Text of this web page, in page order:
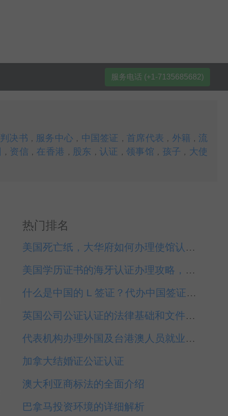
服务电话 (+1-7135685682)
判决书 ， 服务中心 ， 中国签证 ，首席代表 ， 外籍 ， 流
， 资信 ， 在香港 ， 股东 ， 认证 ，领事馆 ， 孩子 ， 大使
热门排名
美国死亡纸，大华府如何办理使馆认证？
美国学历证书的海牙认证办理攻略，中国就业入职
什么是中国的 L 签证？代办中国签证休斯敦
英国公司公证认证的法律基础和文件内容
代表机构办理外国及台港澳人员就业证相关事宜
加拿大结婚证公证认证
澳大利亚商标法的全面介绍
巴拿马投资环境的详细解析